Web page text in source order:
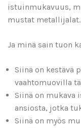
istuinmukavuus,
mustat metallijalat.
Ja minä sain tuon
Siinä on kestävä
vaahtomuovilla
Siinä on mukava
ansiosta, jotka
Siinä on myös